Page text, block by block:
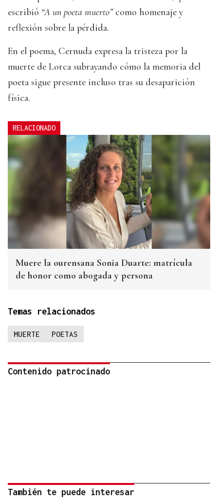
escribió “A un poeta muerto”como homenaje y
reflexión sobre la pérdida.
En el poema, Cernuda expresa la tristeza por la
muerte de Lorca subrayando cómo la memoria del
poeta sigue presente incluso tras su desaparición
física.
RELACIONADO
Muere la ourensana Sonia Duarte: matrícula
de honor como abogada y persona
Temas relacionados
MUERTE POETAS
Contenido patrocinado
También te puede interesar